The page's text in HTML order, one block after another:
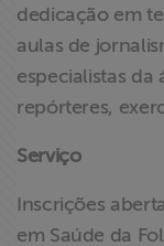
dedicação em
aulas de
especialistas da
repórteres,
Serviço
Inscrições
em Saúde da